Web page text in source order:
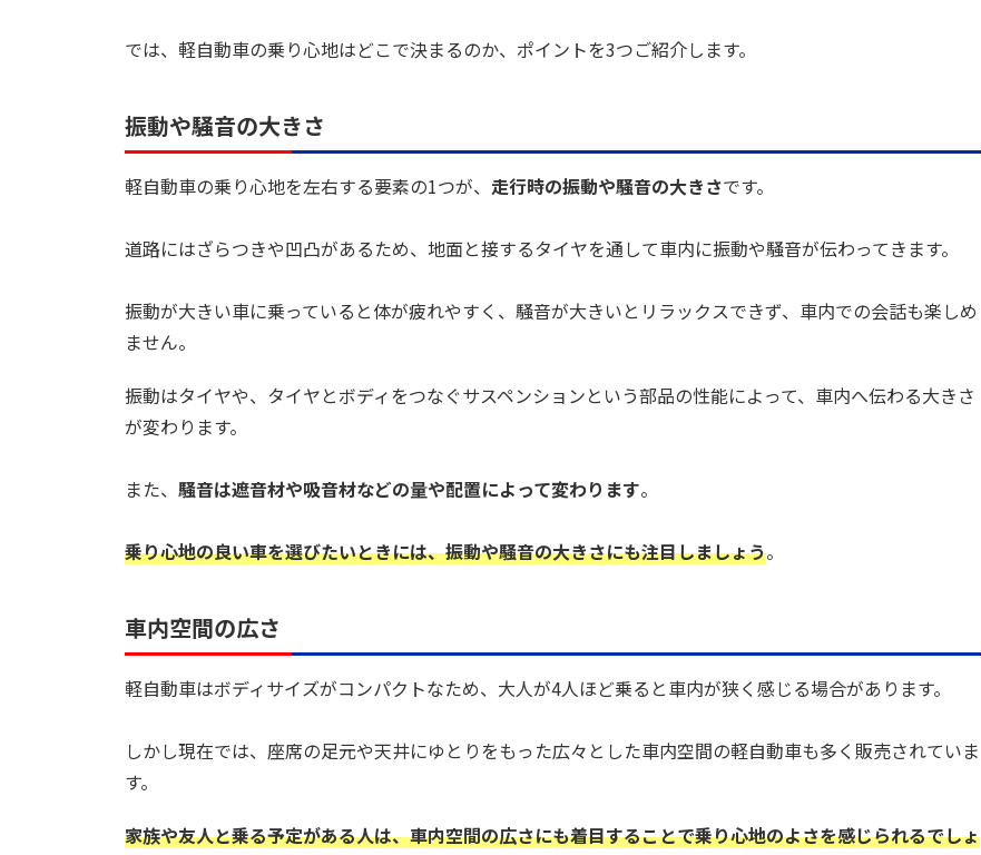
では、軽自動車の乗り心地はどこで決まるのか、ポイントを3つご紹介します。
振動や騒音の大きさ
軽自動車の乗り心地を左右する要素の1つが、 走行時の振動や騒音の大きさです。
道路にはざらつきや凹凸があるため、地面と接するタイヤを通して車内に振動や騒音が伝わってきます。
振動が大きい車に乗っていると体が疲れやすく、騒音が大きいとリラックスできず、車内での会話も楽しめ
ません。
振動はタイヤや、タイヤとボディをつなぐサスペンションという部品の性能によって、車内へ伝わる大きさ
が変わります。
また、 騒音は遮音材や吸音材などの量や配置によって変わります。
乗り心地の良い車を選びたいときには、振動や騒音の大きさにも注目しましょう。
車内空間の広さ
軽自動車はボディサイズがコンパクトなため、大人が4人ほど乗ると車内が狭く感じる場合があります。
しかし現在では、座席の足元や天井にゆとりをもった広々とした車内空間の軽自動車も多く販売されていま
す。
家族や友人と乗る予定がある人は、車内空間の広さにも着目することで乗り心地のよさを感じられるでしょ